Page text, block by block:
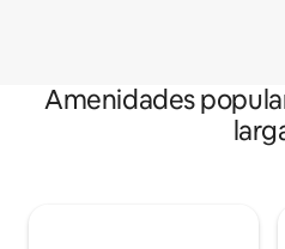
Amenidades